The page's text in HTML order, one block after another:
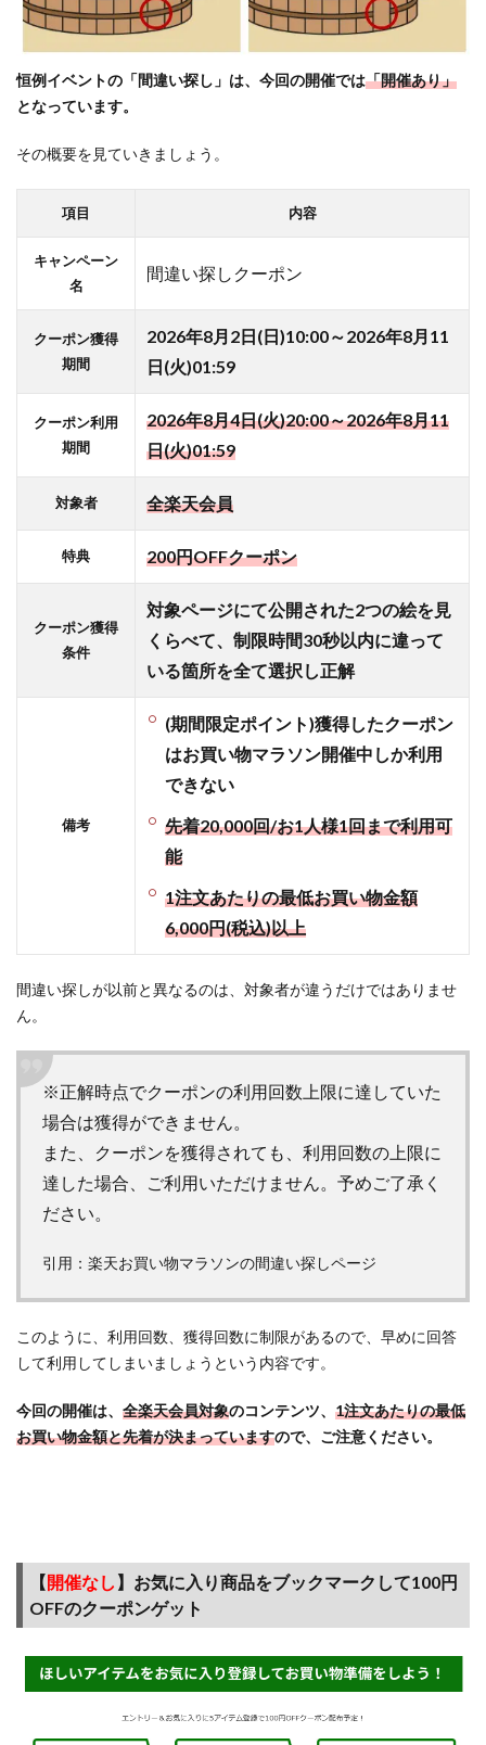
ール
開催
時に
お買
しな
い
4.2
トリ
ーで
キャ
ンペ
りあ
えず
何で
もエ
リー
する
楽天カ
ードユ
は“0と
ー）”に
倍率アッ
の
「Rakuten
最強プラ
ン」と
は？概要
を解説
4.5
ファ
ョン
も“シ
ョッ
プ買
り”の
対象
では
ショ
ップ
回り
恒例イベントの「間違い探し」は、今回の開催では「開催あり」
となっています。
その概要を見ていきましょう。
項目 内容
キャンペーン
名
間違い探しクーポン
クーポン獲得
期間
2026年8月2日(日)10:00～2026年8月11
日(火)01:59
クーポン利用
期間
2026年8月4日(火)20:00～2026年8月11
日(火)01:59
対象者 全楽天会員
特典 200円OFFクーポン
クーポン獲得
条件
対象ページにて公開された2つの絵を見
くらべて、制限時間30秒以内に違って
いる箇所を全て選択し正解
備考
(期間限定ポイント)獲得したクーポン
はお買い物マラソン開催中しか利用
できない
先着20,000回/お1人様1回まで利用可
能
1注文あたりの最低お買い物金額
6,000円(税込)以上
間違い探しが以前と異なるのは、対象者が違うだけではありませ
ん。
※正解時点でクーポンの利用回数上限に達していた
場合は獲得ができません。
また、クーポンを獲得されても、利用回数の上限に
達した場合、ご利用いただけません。予めご了承く
ださい。
引用：楽天お買い物マラソンの間違い探しページ
このように、利用回数、獲得回数に制限があるので、早めに回答
して利用してしまいましょうという内容です。
今回の開催は、 全楽天会員対象のコンテンツ、 1注文あたりの最低
お買い物金額と先着が決まっていますので、ご注意ください。
【開催なし 】お気に入り商品をブックマークして100円
OFFのクーポンゲット